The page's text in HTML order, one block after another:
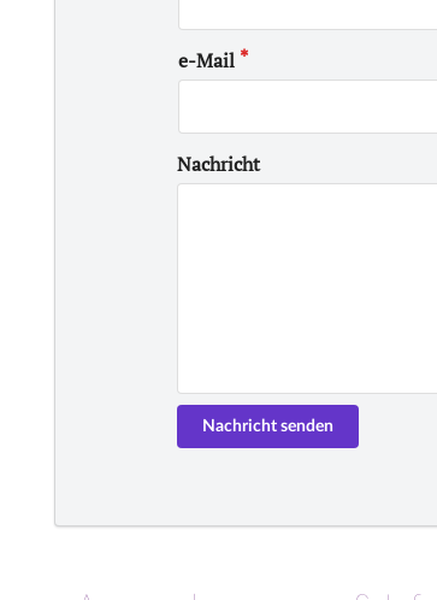
e-Mail
Nachricht